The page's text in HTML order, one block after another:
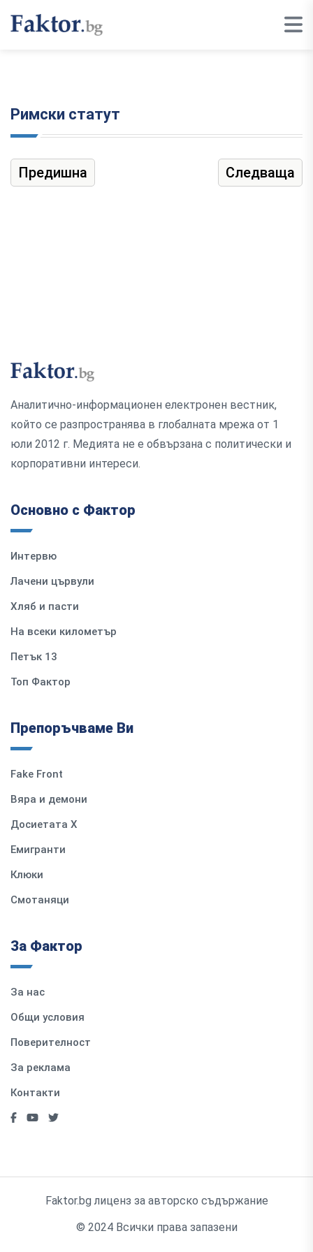
Римски статут
Предишна Следваща
Аналитично-информационен електронен вестник,
който се разпространява в глобалната мрежа от 1
юли 2012 г. Медията не е обвързана с политически и
корпоративни интереси.
Основно с Фактор
Интервю
Лачени цървули
Хляб и пасти
На всеки километър
Петък 13
Топ Фактор
Препоръчваме Ви
Fake Front
Вяра и демони
Досиетата Х
Емигранти
Клюки
Смотаняци
За Фактор
За нас
Общи условия
Поверителност
За реклама
Контакти
Faktor.bg лиценз за авторско съдържание
© 2024 Всички права запазени